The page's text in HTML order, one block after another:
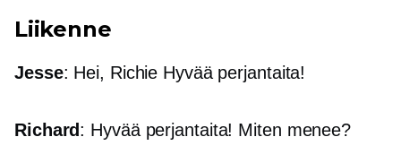
Liikenne
Jesse: Hei, Richie Hyvää perjantaita!
Richard: Hyvää perjantaita! Miten menee?